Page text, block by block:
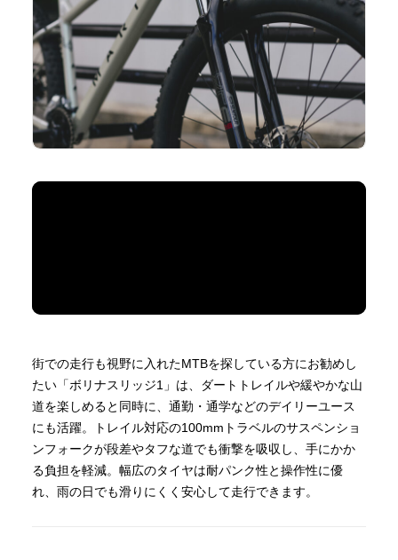
街での走行も視野に入れたMTBを探している方にお勧めし
たい「ボリナスリッジ1」は、ダートトレイルや緩やかな山
道を楽しめると同時に、通勤・通学などのデイリーユース
にも活躍。トレイル対応の100mmトラベルのサスペンショ
ンフォークが段差やタフな道でも衝撃を吸収し、手にかか
る負担を軽減。幅広のタイヤは耐パンク性と操作性に優
れ、雨の日でも滑りにくく安心して走行できます。